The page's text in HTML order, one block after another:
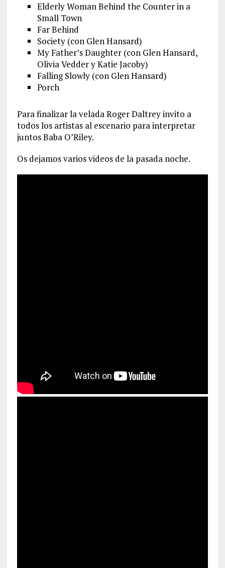
Elderly Woman Behind the Counter in a
Small Town
Far Behind
Society (con Glen Hansard)
My Father’s Daughter (con Glen Hansard,
Olivia Vedder y Katie Jacoby)
Falling Slowly (con Glen Hansard)
Porch
Para finalizar la velada Roger Daltrey invito a
todos los artistas al escenario para interpretar
juntos Baba O’Riley.
Os dejamos varios videos de la pasada noche.